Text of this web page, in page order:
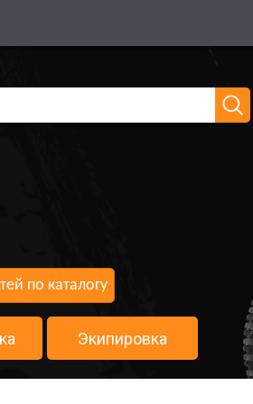
по каталогу
Экипировка